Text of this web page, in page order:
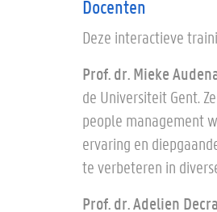
Docenten
Deze interactieve
Prof. dr. Mieke
de Universiteit Gent.
people management
ervaring en
te verbeteren in
Prof. dr. Adelien